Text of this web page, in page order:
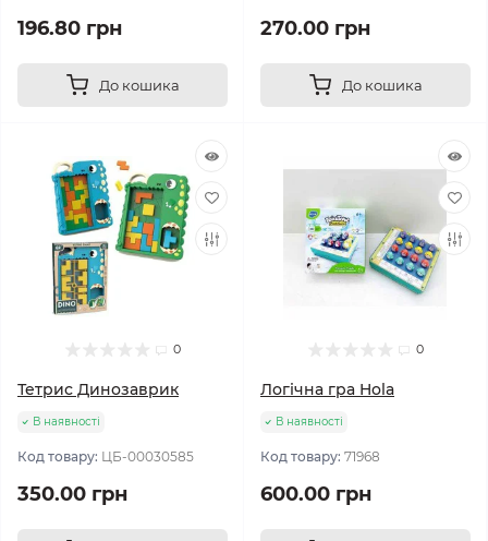
196.80 грн
До кошика
270.00 грн
До кошика
0
Тетрис Динозаврик
В наявності
Код товару: ЦБ-00030585
350.00 грн
0
Логічна гра Hola
В наявності
Код товару: 71968
600.00 грн